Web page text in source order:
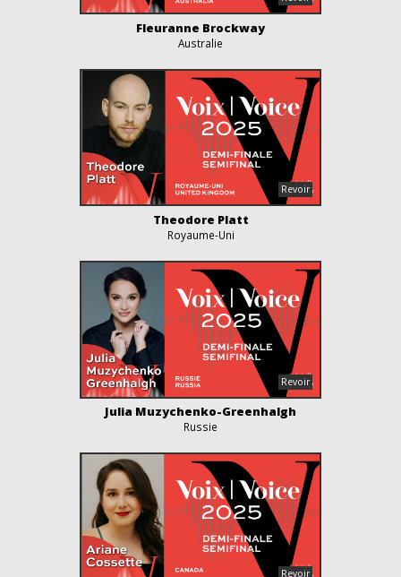
Fleuranne Brockway
Australie
Theodore Platt
Royaume-Uni
Julia Muzychenko-Greenhalgh
Russie